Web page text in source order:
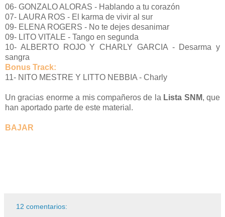
06- GONZALO ALORAS - Hablando a tu corazón
07- LAURA ROS - El karma de vivir al sur
09- ELENA ROGERS - No te dejes desanimar
09- LITO VITALE - Tango en segunda
10- ALBERTO ROJO Y CHARLY GARCIA - Desarma y
sangra
Bonus Track:
11- NITO MESTRE Y LITTO NEBBIA - Charly
Un gracias enorme a mis compañeros de la Lista SNM, que
han aportado parte de este material.
BAJAR
12 comentarios: